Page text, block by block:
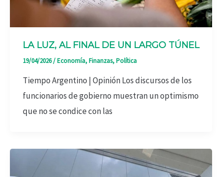
LA LUZ, AL FINAL DE UN LARGO TÚNEL
19/04/2026/Economía,Finanzas,Política
Tiempo Argentino | Opinión Los discursos de los
funcionarios de gobierno muestran un optimismo
que no se condice con las